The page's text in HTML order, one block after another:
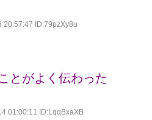
20:57:47 ID:79pzXy8u
とがよく伝わった
01:00:11 ID:LqqBxaXB